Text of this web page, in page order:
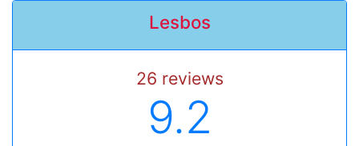
Lesbos
26 reviews
9.2